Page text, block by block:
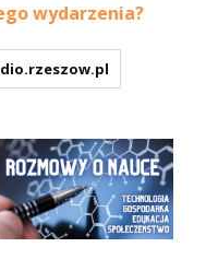
wydarzenia?